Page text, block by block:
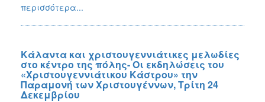
περισσότερα...
Κάλαντα και χριστουγεννιάτικες μελωδίες
στο κέντρο της πόλης- Οι εκδηλώσεις του
«Χριστουγεννιάτικου Κάστρου» την
Παραμονή των Χριστουγέννων, Τρίτη 24
Δεκεμβρίου